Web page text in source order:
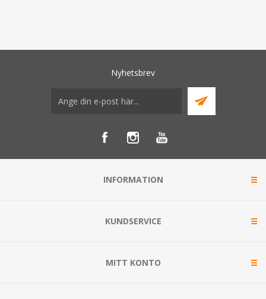
Nyhetsbrev
INFORMATION
KUNDSERVICE
MITT KONTO